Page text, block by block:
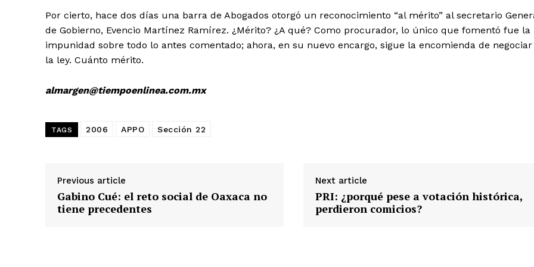
Por cierto, hace dos días una barra de Abogados otorgó un reconocimiento “al mérito” al secretario
de Gobierno, Evencio Martínez Ramírez. ¿Mérito? ¿A qué? Como procurador, lo único que fomentó fue la
impunidad sobre todo lo antes comentado; ahora, en su nuevo encargo, sigue la encomienda de negociar
la ley. Cuánto mérito.
almargen@tiempoenlinea.com.mx
TAGS 2006 APPO Sección 22
Previous article
Gabino Cué: el reto social de Oaxaca no
tiene precedentes
Next article
PRI: ¿porqué pese a votación histórica,
perdieron comicios?